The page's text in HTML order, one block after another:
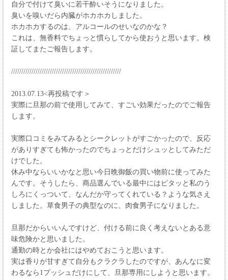
自分で付けて臭いに若干酔いそうになりました。
臭いを嗅いだら内臓がホカホカしました。
ホカホカするのは、アルコールのせいなのかな？
これは、無香料でちょっと慣らしてから使おうと思います。検
証してまたご報告します。
//////////////////////////////////////////////////////
2013.07.13<再投稿です＞
実際に旦那の前で使用してみて、すごい効果だったのでご報告
します。
実際口コミをみてみるとシークレットがすごかったので、反応
がありすぎても怖かったのでちょっとだけシュッとしてみただ
けでした。
休み中ならいいかなと思い今日晩御飯の買い物前に使ってみた
んです。そうしたら、商品選んでいる最中にはピタッと私のう
しろにくっついて、なんだか守ってくれている？ような気さえ
しました。草食男子の典型なのに、肉食男子になりました。
旦那だからいいんですけど、付ける前に良く考えないとある意
味危険かと思いました。
通勤の時とか会社にはやめておこうと思います。
実は香りが甘すぎて自分もクラクラしたのですが、あんなに変
わるなら1プッシュだけにして、旦那専用にしようと思います。